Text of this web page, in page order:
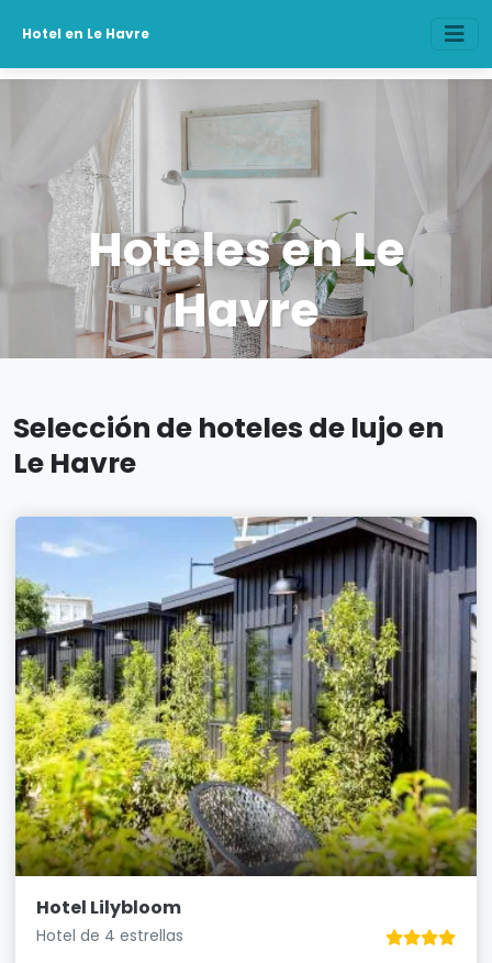
Hotel en Le Havre
Hoteles en Le
Havre
Selección de hoteles de lujo en
Le Havre
Hotel Lilybloom
Hotel de 4 estrellas